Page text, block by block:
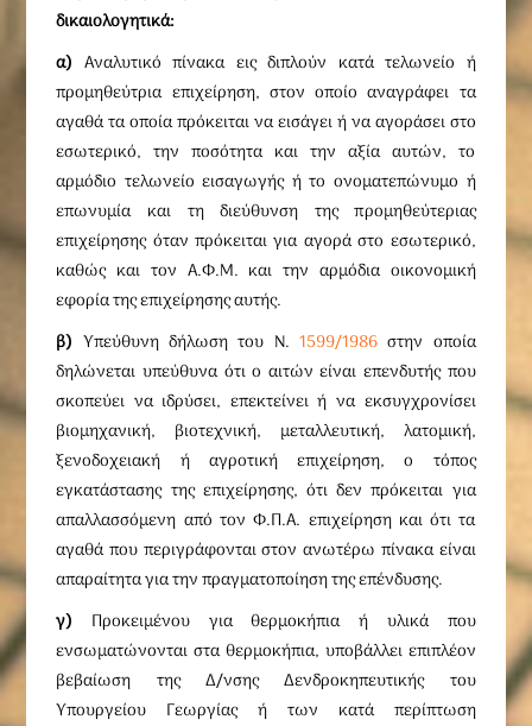
δικαιολογητικά:
α) Αναλυτικό πίνακα εις διπλούν κατά τελωνείο ή
προμηθεύτρια επιχείρηση, στον οποίο αναγράφει τα
αγαθά τα οποία πρόκειται να εισάγει ή να αγοράσει στο
εσωτερικό, την ποσότητα και την αξία αυτών, το
αρμόδιο τελωνείο εισαγωγής ή το ονοματεπώνυμο ή
επωνυμία και τη διεύθυνση της προμηθεύτεριας
επιχείρησης όταν πρόκειται για αγορά στο εσωτερικό,
καθώς και τον Α.Φ.Μ. και την αρμόδια oικονομική
εφορία της επιχείρησης αυτής.
β) Υπεύθυνη δήλωση του Ν. 1599/1986στην οποία
δηλώνεται υπεύθυνα ότι ο αιτών είναι επενδυτής που
σκοπεύει να ιδρύσει, επεκτείνει ή να εκσυγχρονίσει
βιομηχανική, βιοτεχνική, μεταλλευτική, λατομική,
ξενοδοχειακή ή αγροτική επιχείρηση, ο τόπος
εγκατάστασης της επιχείρησης, ότι δεν πρόκειται για
απαλλασσόμενη από τον Φ.Π.Α. επιχείρηση και ότι τα
αγαθά που περιγράφονται στον ανωτέρω πίνακα είναι
απαραίτητα για την πραγματοποίηση της επένδυσης.
γ) Προκειμένου για θερμοκήπια ή υλικά που
ενσωματώνονται στα θερμοκήπια, υποβάλλει επιπλέον
βεβαίωση της Δ/νσης Δενδροκηπευτικής του
Υπουργείου Γεωργίας ή των κατά περίπτωση